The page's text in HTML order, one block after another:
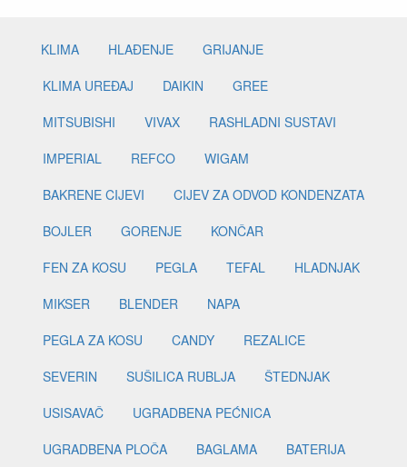
KLIMA HLAĐENJE
GRIJANJE
KLIMA UREĐAJ
DAIKIN
GREE
MITSUBISHI
VIVAX
RASHLADNI SUSTAVI
IMPERIAL
REFCO
WIGAM
BAKRENE CIJEVI
CIJEV ZA ODVOD KONDENZATA
BOJLER
GORENJE
KONČAR
FEN ZA KOSU
PEGLA TEFAL
HLADNJAK
MIKSER
BLENDER
NAPA
PEGLA ZA KOSU
CANDY
REZALICE
SEVERIN
SUŠILICA RUBLJA
ŠTEDNJAK
USISAVAČ
UGRADBENA PEĆNICA
UGRADBENA PLOČA
BAGLAMA
BATERIJA